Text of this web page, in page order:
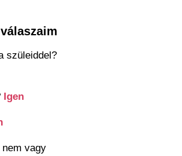
szüleiddel?
Igen
vagy